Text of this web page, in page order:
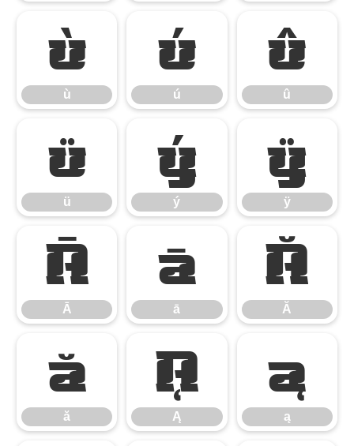
ù
ù
ú
ú
û
û
ü
ü
ý
ý
ÿ
ÿ
Ā
Ā
ā
ā
Ă
Ă
ă
ă
Ą
Ą
ą
ą